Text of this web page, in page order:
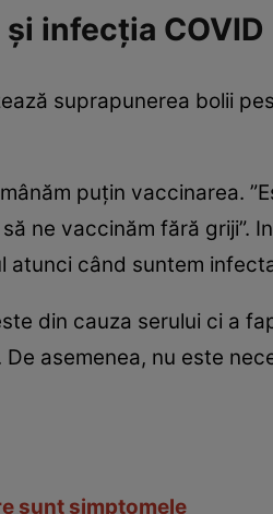
infecția COVID
suprapunerea bolii
puțin vaccinarea.
ne vaccinăm fără griji”.
atunci când suntem
din cauza serului ci a
asemenea, nu este
sunt simptomele